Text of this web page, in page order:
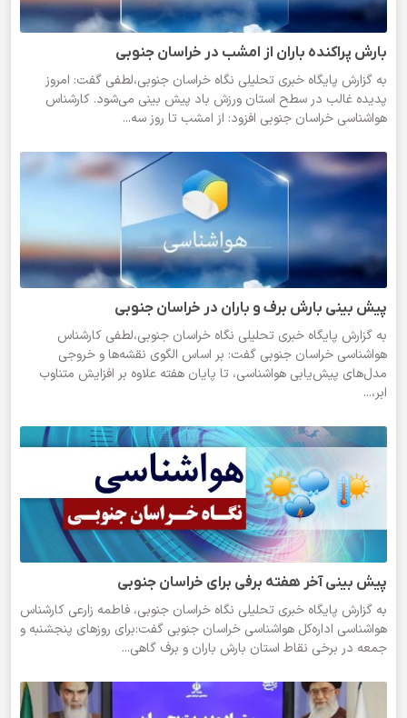
بارش پراکنده باران از امشب در خراسان جنوبی
به گزارش پایگاه خبری تحلیلی نگاه خراسان جنوبی،لطفی گفت: امروز
پدیده غالب در سطح استان ورزش باد پیش بینی می‌شود. کارشناس
هواشناسی خراسان جنوبی افزود: از امشب تا روز سه...
پیش بینی بارش برف و باران در خراسان جنوبی
به گزارش پایگاه خبری تحلیلی نگاه خراسان جنوبی،لطفی کارشناس
هواشناسی خراسان جنوبی گفت: بر اساس الگوی نقشه‌ها و خروجی
مدل‌های پیش‌یابی هواشناسی، تا پایان هفته علاوه بر افزایش متناوب
ابر،...
پیش بینی آخر هفته برفی برای خراسان جنوبی
به گزارش پایگاه خبری تحلیلی نگاه خراسان جنوبی، فاطمه زارعی کارشناس
هواشناسی اداره‌کل هواشناسی خراسان جنوبی گفت:برای روزهای پنجشنبه و
جمعه در برخی نقاط استان بارش باران و برف گاهی...